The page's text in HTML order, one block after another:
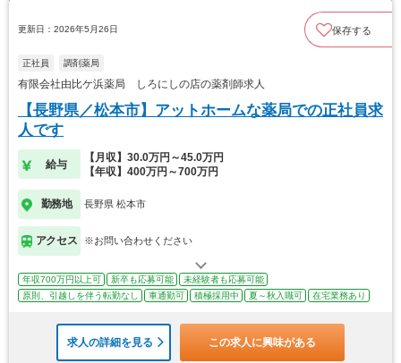
更新日：2026年5月26日 保存する
正社員 調剤薬局
有限会社由比ケ浜薬局 しろにしの店の薬剤師求人
【長野県／松本市】アットホームな薬局での正社員求
人です
給与
【月収】30.0万円～45.0万円
【年収】400万円～700万円
勤務地 長野県 松本市
アクセス ※お問い合わせください
年収700万円以上可 新卒も応募可能
未経験者も応募可能
原則、引越しを伴う転勤なし
車通勤可 積極採用中 夏～秋入職可 在宅業務あり
求人の詳細を見る この求人に興味がある